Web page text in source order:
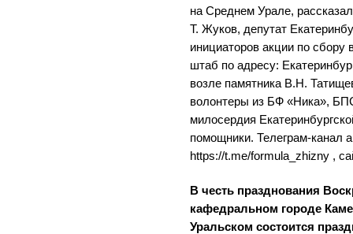
на Среднем Урале,
Т. Жуков, депутат
инициаторов акции по
штаб по адресу:
возле памятника В.Н.
волонтеры из БФ «Ника»,
милосердия
помощники. Телеграм-канал
https://t.me/formula_zhizny ,
В честь празднования
кафедральном городе
Уральском состоится